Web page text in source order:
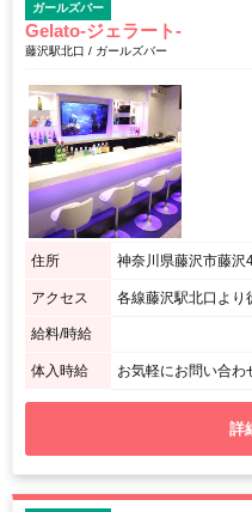
ガールズバー
Gelato-ジェラート-
藤沢駅北口 / ガールズバー
住所 神奈川県藤沢市藤沢
アクセス 各線藤沢駅北口より
給料/時給
体入時給 お気軽にお問い合わ
詳